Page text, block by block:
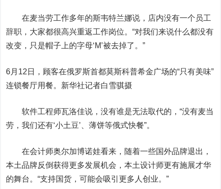
在麦当劳工作多年的斯韦特兰娜说，店内没有一个员工
辞职，大家都很高兴重返工作岗位。“对我们来说什么都没有
改变，只是帽子上的字母‘M’被去掉了。”
6月12日，顾客在俄罗斯首都莫斯科普希金广场的“只有美味”
连锁餐厅用餐。新华社记者白雪骐摄
软件工程师瓦洛佳说，没有谁是无法取代的，“没有麦当
劳，我们还有‘小土豆’、薄饼等俄式快餐”。
在会计师奥尔加博诺娃看来，随着一些国外品牌退出，
本土品牌反倒获得更多发展机会，本土设计师更有施展才华
的舞台。“支持国货，可能会吸引更多人创业。”